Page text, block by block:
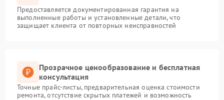
Предоставляется документированная гарантия на
выполненные работы и установленные детали, что
защищает клиента от повторных неисправностей
Прозрачное ценообразование и бесплатная
консультация
Точные прайс-листы, предварительная оценка стоимости
ремонта, отсутствие скрытых платежей и возможность